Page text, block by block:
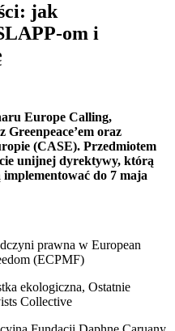
jak
om i
Europe Calling,
Greenpeace’em oraz
(CASE). Przedmiotem
unijnej dyrektywy, którą
implementować do 7 maja
prawna w European
(ECPMF)
ekologiczna, Ostatnie
Collective